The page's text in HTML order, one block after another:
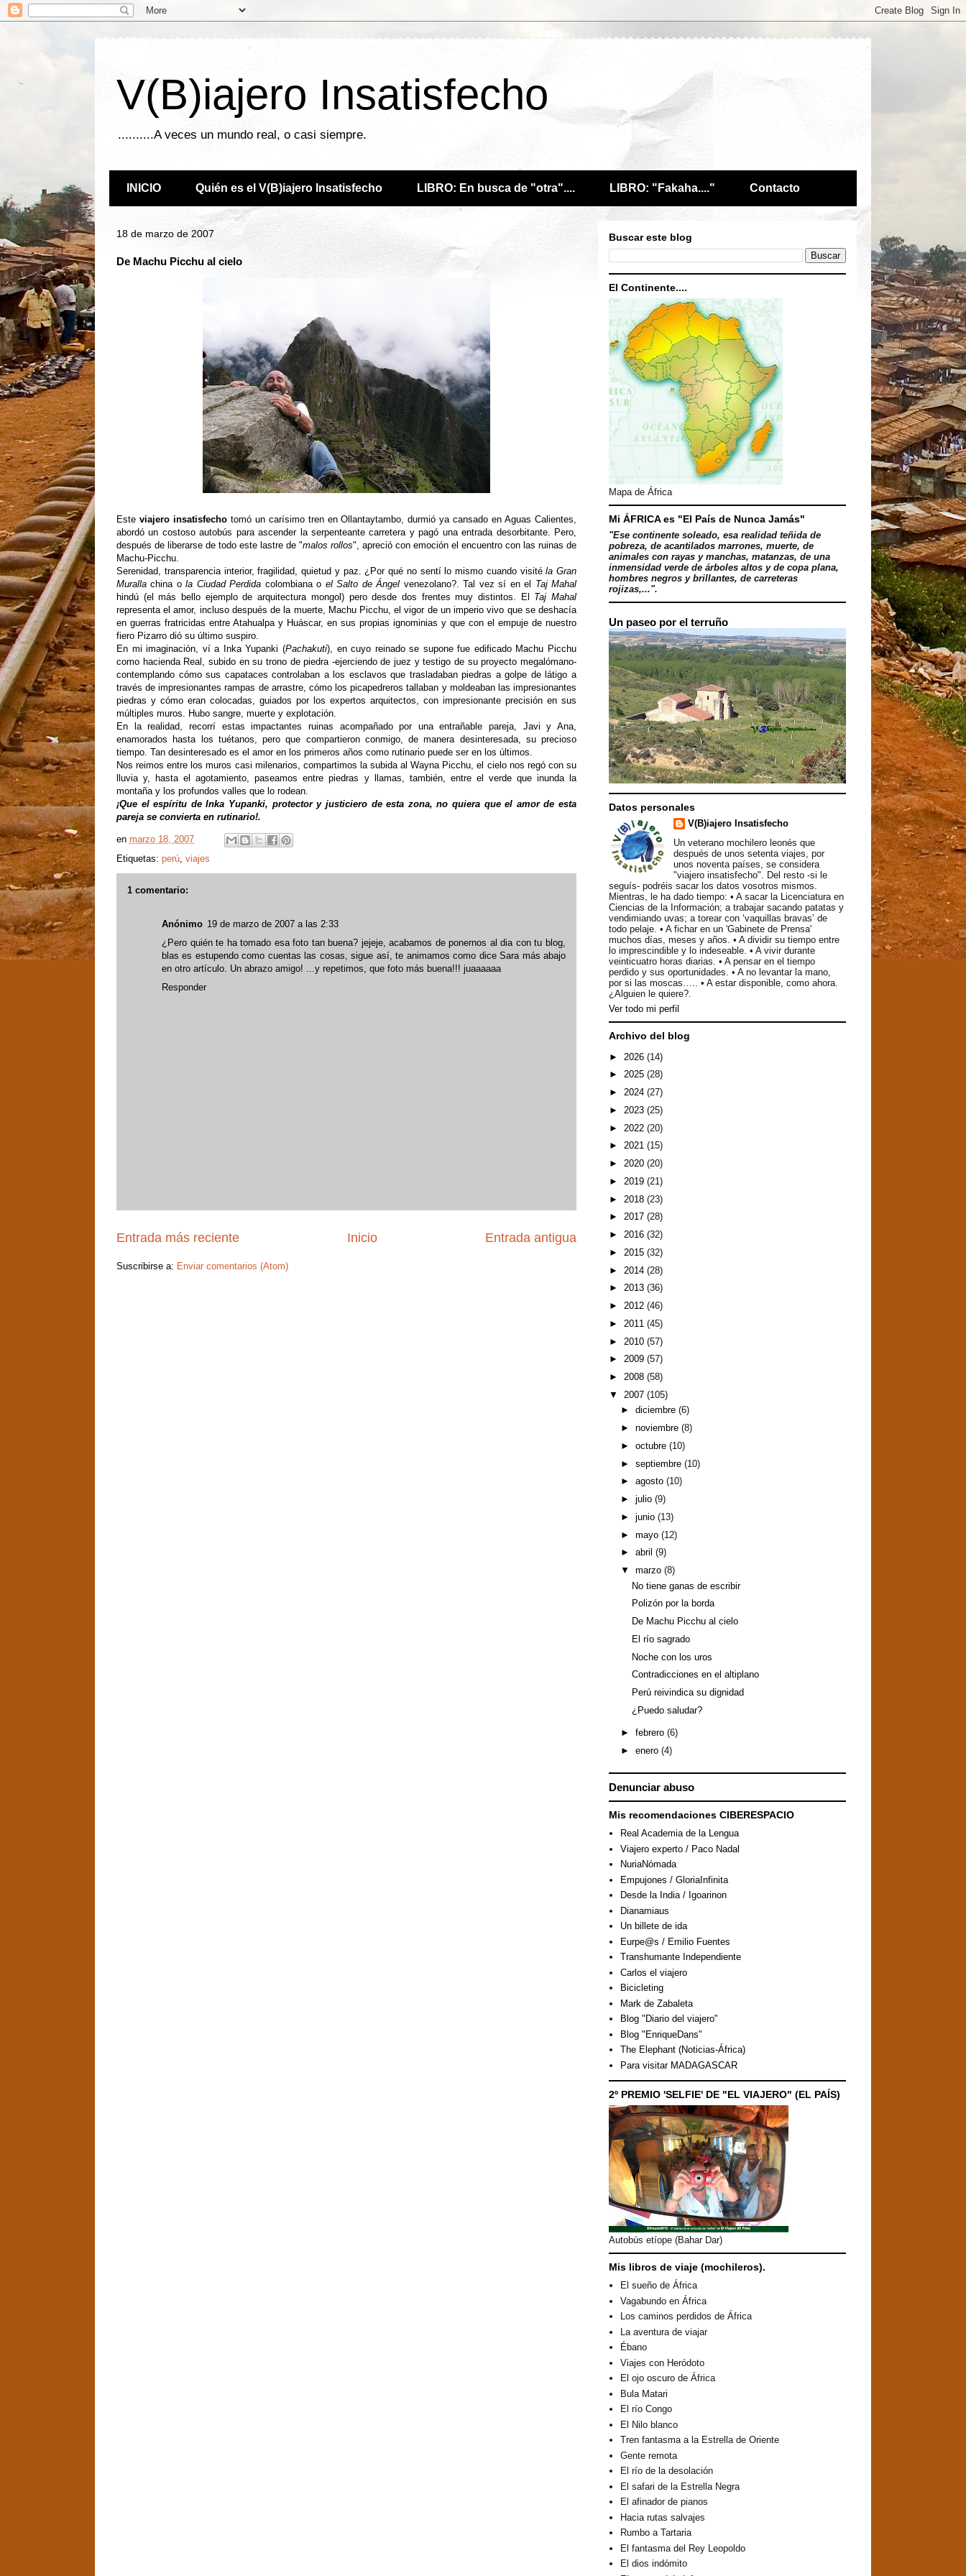
V(B)iajero Insatisfecho
..........A veces un mundo real, o casi siempre.
INICIO Quién es el V(B)iajero Insatisfecho LIBRO: En busca de "otra".... LIBRO: "Fakaha...." Contacto
18 de marzo de 2007
De Machu Picchu al cielo
Este viajero insatisfechotomó un carísimo tren en Ollantaytambo, durmió ya cansado en Aguas Calientes,
abordó un costoso autobús para ascender la serpenteante carretera y pagó una entrada desorbitante. Pero,
después de liberarse de todo este lastre de "malos rollos", apreció con emoción el encuentro con las ruinas de
Machu-Picchu.
Serenidad, transparencia interior, fragilidad, quietud y paz. ¿Por qué no sentí lo mismo cuando visitéla Gran
Muralla china ola Ciudad Perdida colombiana o el Salto de Ángel venezolano?. Tal vez sí en el Taj Mahal
hindú (el más bello ejemplo de arquitectura mongol) pero desde dos frentes muy distintos. El Taj Mahal
representa el amor, incluso después de la muerte, Machu Picchu, el vigor de un imperio vivo que se deshacía
en guerras fratricidas entre Atahualpa y Huáscar, en sus propias ignominias y que con el empuje de nuestro
fiero Pizarro dió su último suspiro.
En mi imaginación, ví a Inka Yupanki (Pachakuti), en cuyo reinado se supone fue edificado Machu Picchu
como hacienda Real, subido en su trono de piedra -ejerciendo de juez y testigo de su proyecto megalómano-
contemplando cómo sus capataces controlaban a los esclavos que trasladaban piedras a golpe de látigo a
través de impresionantes rampas de arrastre, cómo los picapedreros tallaban y moldeaban las impresionantes
piedras y cómo eran colocadas, guiados por los expertos arquitectos, con impresionante precisión en sus
múltiples muros. Hubo sangre, muerte y explotación.
En la realidad, recorrí estas impactantes ruinas acompañado por una entrañable pareja, Javi y Ana,
enamorados hasta los tuétanos, pero que compartieron conmigo, de manera desinteresada, su precioso
tiempo. Tan desinteresado es el amor en los primeros años como rutinario puede ser en los últimos.
Nos reimos entre los muros casi milenarios, compartimos la subida al Wayna Picchu, el cielo nos regó con su
lluvia y, hasta el agotamiento, paseamos entre piedras y llamas, también, entre el verde que inunda la
montaña y los profundos valles que lo rodean.
¡Que el espíritu de Inka Yupanki, protector y justiciero de esta zona, no quiera que el amor de esta
pareja se convierta en rutinario!.
en marzo 18, 2007
Etiquetas: perú, viajes
1 comentario:
Anónimo 19 de marzo de 2007 a las 2:33
¿Pero quién te ha tomado esa foto tan buena? jejeje, acabamos de ponernos al dia con tu blog,
blas es estupendo como cuentas las cosas, sigue así, te animamos como dice Sara más abajo
en otro artículo. Un abrazo amigo! ...y repetimos, que foto más buena!!! juaaaaaa
Responder
Entrada más reciente Entrada antigua
Inicio
Suscribirse a: Enviar comentarios (Atom)
Buscar este blog
El Continente....
Mapa de África
Mi ÁFRICA es "El País de Nunca Jamás"
"Ese continente soleado, esa realidad teñida de
pobreza, de acantilados marrones, muerte, de
animales con rayas y manchas, matanzas, de una
inmensidad verde de árboles altos y de copa plana,
hombres negros y brillantes, de carreteras
rojizas,...".
Un paseo por el terruño
Datos personales
V(B)iajero Insatisfecho
Un veterano mochilero leonés que
después de unos setenta viajes, por
unos noventa países, se considera
"viajero insatisfecho". Del resto -si le
seguís- podréis sacar los datos vosotros mismos.
Mientras, le ha dado tiempo: • A sacar la Licenciatura en
Ciencias de la Información; a trabajar sacando patatas y
vendimiando uvas; a torear con ‘vaquillas bravas’ de
todo pelaje. • A fichar en un 'Gabinete de Prensa'
muchos días, meses y años. • A dividir su tiempo entre
lo imprescindible y lo indeseable. • A vivir durante
veinticuatro horas diarias. • A pensar en el tiempo
perdido y sus oportunidades. • A no levantar la mano,
por si las moscas….. • A estar disponible, como ahora.
¿Alguien le quiere?.
Ver todo mi perfil
Archivo del blog
► 2026 (14)
► 2025 (28)
► 2024 (27)
► 2023 (25)
► 2022 (20)
► 2021 (15)
► 2020 (20)
► 2019 (21)
► 2018 (23)
► 2017 (28)
► 2016 (32)
► 2015 (32)
► 2014 (28)
► 2013 (36)
► 2012 (46)
► 2011 (45)
► 2010 (57)
► 2009 (57)
► 2008 (58)
▼ 2007 (105)
► diciembre (6)
► noviembre (8)
► octubre (10)
► septiembre (10)
► agosto (10)
► julio (9)
► junio (13)
► mayo (12)
► abril (9)
▼ marzo (8)
No tiene ganas de escribir
Polizón por la borda
De Machu Picchu al cielo
El río sagrado
Noche con los uros
Contradicciones en el altiplano
Perú reivindica su dignidad
¿Puedo saludar?
► febrero (6)
► enero (4)
Denunciar abuso
Mis recomendaciones CIBERESPACIO
Real Academia de la Lengua
Viajero experto / Paco Nadal
NuriaNómada
Empujones / GloriaInfinita
Desde la India / Igoarinon
Dianamiaus
Un billete de ida
Eurpe@s / Emilio Fuentes
Transhumante Independiente
Carlos el viajero
Bicicleting
Mark de Zabaleta
Blog "Diario del viajero"
Blog "EnriqueDans"
The Elephant (Noticias-África)
Para visitar MADAGASCAR
2º PREMIO 'SELFIE' DE "EL VIAJERO" (EL PAÍS)
Autobús etíope (Bahar Dar)
Mis libros de viaje (mochileros).
El sueño de África
Vagabundo en África
Los caminos perdidos de África
La aventura de viajar
Ébano
Viajes con Heródoto
El ojo oscuro de África
Bula Matari
El río Congo
El Nilo blanco
Tren fantasma a la Estrella de Oriente
Gente remota
El río de la desolación
El safari de la Estrella Negra
El afinador de pianos
Hacia rutas salvajes
Rumbo a Tartaria
El fantasma del Rey Leopoldo
El dios indómito